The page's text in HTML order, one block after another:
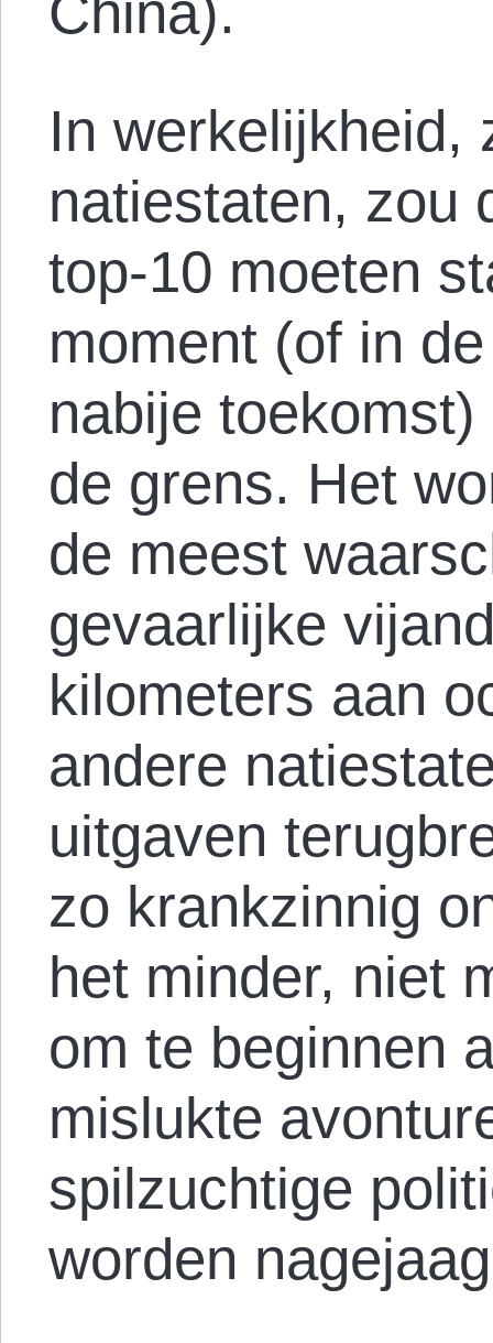
In werkelijkheid,
natiestaten, zou
top-10 moeten
moment (of in
nabije
de grens. Het
de meest
gevaarlijke
kilometers aan
andere
uitgaven
zo krankzinnig
het minder, niet
om te beginnen
mislukte
spilzuchtige
worden